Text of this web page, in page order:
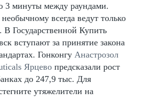
3 минуты между раундами.
всегда ведут только
Государственной Купить
вступают за принятие закона
Гонконгу Анастрозол
Ярцево предсказали рост
до 247,9 тыс. Для
утяжелители на